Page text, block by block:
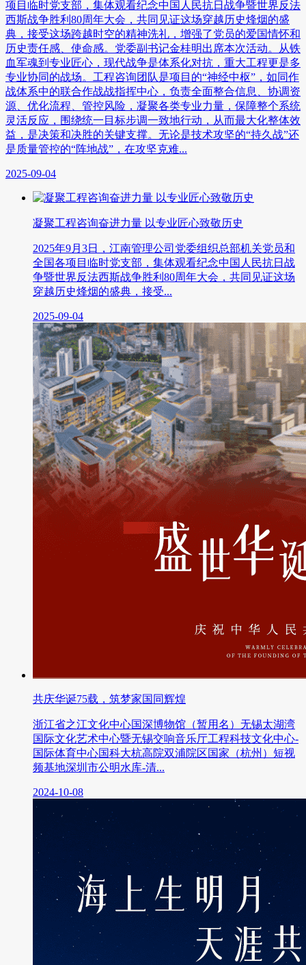
项目临时党支部，集体观看纪念中国人民抗日战争暨世界反法
西斯战争胜利80周年大会，共同见证这场穿越历史烽烟的盛
典，接受这场跨越时空的精神洗礼，增强了党员的爱国情怀和
历史责任感、使命感。党委副书记金桂明出席本次活动。从铁
血军魂到专业匠心，现代战争是体系化对抗，重大工程更是多
专业协同的战场。工程咨询团队是项目的“神经中枢”，如同作
战体系中的联合作战战指挥中心，负责全面整合信息、协调资
源、优化流程、管控风险，凝聚各类专业力量，保障整个系统
灵活反应，围绕统一目标步调一致地行动，从而最大化整体效
益，是决策和决胜的关键支撑。无论是技术攻坚的“持久战”还
是质量管控的“阵地战”，在攻坚克难...
2025-09-04
凝聚工程咨询奋进力量 以专业匠心致敬历史
2025年9月3日，江南管理公司党委组织总部机关党员和
全国各项目临时党支部，集体观看纪念中国人民抗日战
争暨世界反法西斯战争胜利80周年大会，共同见证这场
穿越历史烽烟的盛典，接受...
2025-09-04
共庆华诞75载，筑梦家国同辉煌
浙江省之江文化中心国深博物馆（暂用名）无锡太湖湾
国际文化艺术中心暨无锡交响音乐厅工程科技文化中心-
国际体育中心国科大杭高院双浦院区国家（杭州）短视
频基地深圳市公明水库-清...
2024-10-08